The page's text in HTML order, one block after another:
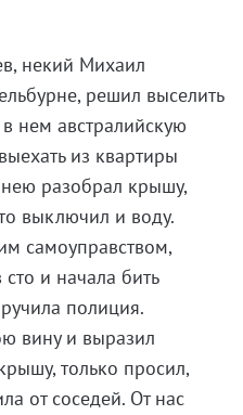
некий Михаил
решил выселить
нем австралийскую
из квартиры
разобрал крышу,
выключил и воду.
самоуправством,
и начала бить
полиция.
вину и выразил
только просил,
от соседей. От нас